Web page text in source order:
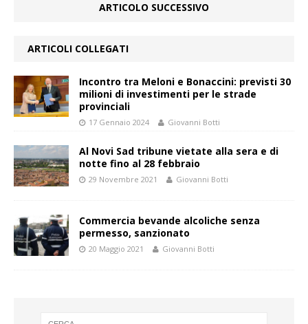
ARTICOLO SUCCESSIVO
ARTICOLI COLLEGATI
Incontro tra Meloni e Bonaccini: previsti 30
milioni di investimenti per le strade
provinciali
17 Gennaio 2024 Giovanni Botti
Al Novi Sad tribune vietate alla sera e di
notte fino al 28 febbraio
29 Novembre 2021 Giovanni Botti
Commercia bevande alcoliche senza
permesso, sanzionato
20 Maggio 2021 Giovanni Botti